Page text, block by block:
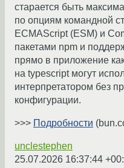
старается быть
по опциям командной
ECMAScript (ESM) и
пакетами npm и
прямо в приложение
на typescript могут
интерпретатором без
конфигурации.
>>> Подробности
unclestephen
25.07.2026 16:37:44